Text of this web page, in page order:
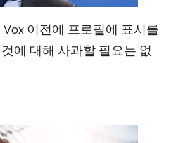
Vox 이전에 프로필에 표시를
에 대해 사과할 필요는 없